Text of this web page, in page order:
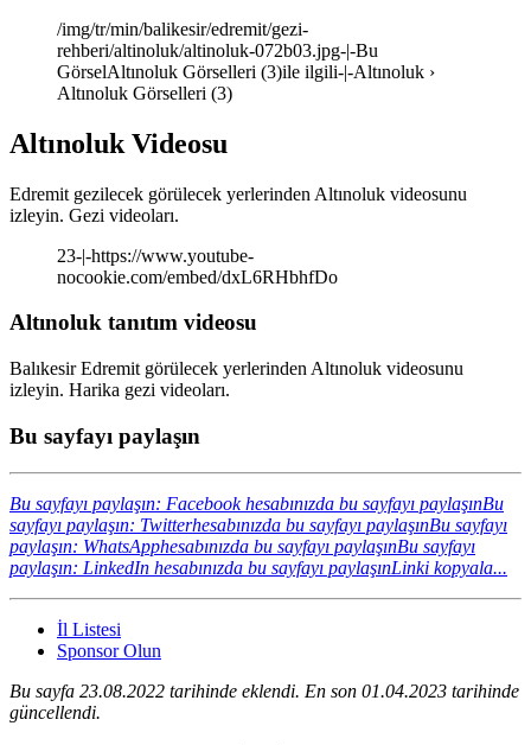
/img/tr/min/balikesir/edremit/gezi-
rehberi/altinoluk/altinoluk-072b03.jpg-|-Bu
GörselAltınoluk Görselleri (3)ile ilgili-|-Altınoluk ›
Altınoluk Görselleri (3)
Altınoluk Videosu
Edremit gezilecek görülecek yerlerinden Altınoluk videosunu
izleyin. Gezi videoları.
23-|-https://www.youtube-
nocookie.com/embed/dxL6RHbhfDo
Altınoluk tanıtım videosu
Balıkesir Edremit görülecek yerlerinden Altınoluk videosunu
izleyin. Harika gezi videoları.
Bu sayfayı paylaşın
Bu sayfayı paylaşın: Facebook hesabınızda bu sayfayı paylaşınBu
sayfayı paylaşın: Twitterhesabınızda bu sayfayı paylaşınBu sayfayı
paylaşın: WhatsApphesabınızda bu sayfayı paylaşınBu sayfayı
paylaşın: LinkedIn hesabınızda bu sayfayı paylaşınLinki kopyala...
İl Listesi
Sponsor Olun
Bu sayfa 23.08.2022 tarihinde eklendi. En son 01.04.2023 tarihinde
güncellendi.